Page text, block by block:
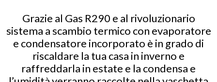
Grazie al Gas R290 e al rivoluzionario
sistema a scambio termico con evaporatore
e condensatore incorporato è in grado di
riscaldare la tua casa in inverno e
raffreddarla in estate e la condensa e